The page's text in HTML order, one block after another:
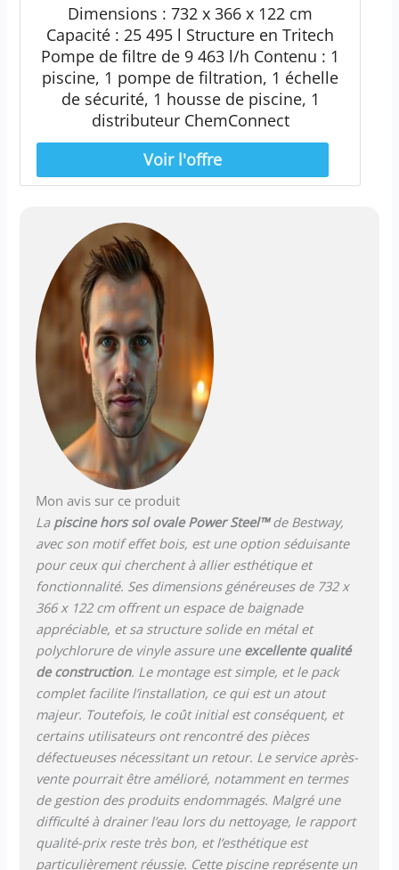
Dimensions : 732 x 366 x 122 cm
Capacité : 25 495 l Structure en Tritech
Pompe de filtre de 9 463 l/h Contenu : 1
piscine, 1 pompe de filtration, 1 échelle
de sécurité, 1 housse de piscine, 1
distributeur ChemConnect
Mon avis sur ce produit
La piscine hors sol ovale Power Steel™de Bestway,
avec son motif effet bois, est une option séduisante
pour ceux qui cherchent à allier esthétique et
fonctionnalité. Ses dimensions généreuses de 732 x
366 x 122 cm offrent un espace de baignade
appréciable, et sa structure solide en métal et
polychlorure de vinyle assure une excellente qualité
de construction. Le montage est simple, et le pack
complet facilite l’installation, ce qui est un atout
majeur. Toutefois, le coût initial est conséquent, et
certains utilisateurs ont rencontré des pièces
défectueuses nécessitant un retour. Le service après-
vente pourrait être amélioré, notamment en termes
de gestion des produits endommagés. Malgré une
difficulté à drainer l’eau lors du nettoyage, le rapport
qualité-prix reste très bon, et l’esthétique est
particulièrement réussie. Cette piscine représente un